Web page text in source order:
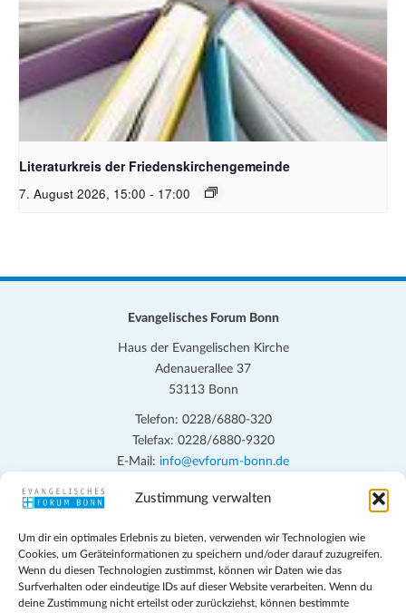
Zustimmung verwalten
Um dir ein optimales Erlebnis zu bieten, verwenden wir Technologien wie
Cookies, um Geräteinformationen zu speichern und/oder darauf zuzugreifen.
Wenn du diesen Technologien zustimmst, können wir Daten wie das
Surfverhalten oder eindeutige IDs auf dieser Website verarbeiten. Wenn du
deine Zustimmung nicht erteilst oder zurückziehst, können bestimmte
Bildquelle Pixabay
Literaturkreis der Friedenskirchengemeinde
7. August 2026, 15:00 - 17:00
Evangelisches Forum Bonn
Haus der Evangelischen Kirche
Adenauerallee 37
53113 Bonn
Telefon: 0228/6880-320
Telefax: 0228/6880-9320
E-Mail: info@evforum-bonn.de
Das Evangelische Forum Bonn will in seinen zentralen
persönlichen, beruflichen, kirchlichen und öffentlichen Lebens
eingehen, zu offener Begegnung und ehrlicher Auseinandersetzung
anregen und mithelfen, aus der Verheißung des Evangeliums heraus
im individuellen und gesellschaftlichen Leben verantwortlich zu